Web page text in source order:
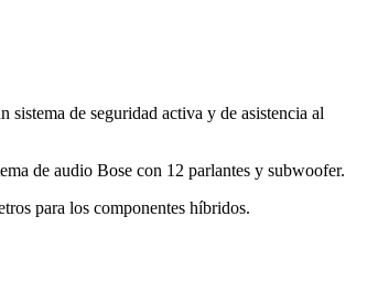
sistema de seguridad activa y de asistencia al
de audio Bose con 12 parlantes y subwoofer.
para los componentes híbridos.